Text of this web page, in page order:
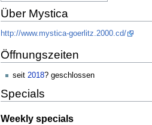
Über Mystica
http://www.mystica-goerlitz.2000.cd/
Öffnungszeiten
seit 2018? geschlossen
Specials
Weekly specials